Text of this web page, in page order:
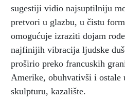
sugestiji vidio najsuptilniju
pretvori u glazbu, u čistu
omogućuje izraziti dojam
najfinijih vibracija ljudske
proširio preko francuskih
Amerike, obuhvativši i ostale
skulpturu, kazalište.